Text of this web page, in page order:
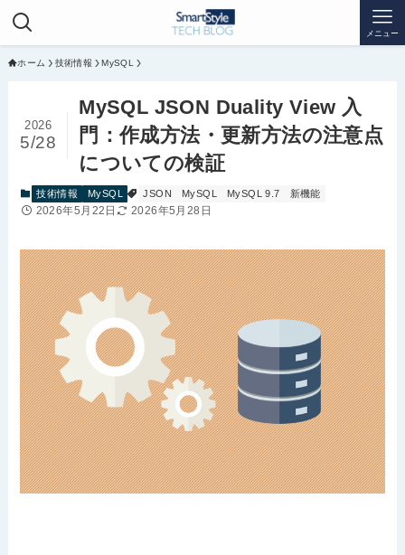
メニュー
ホーム 技術情報 MySQL
MySQL JSON Duality View 入
門：作成方法・更新方法の注意点
についての検証
2026
5/28
技術情報 MySQL JSON MySQL MySQL 9.7 新機能
2026年5月22日 2026年5月28日